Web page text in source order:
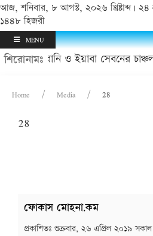
আজ, শনিবার, ৮ আগস্ট, ২০২৬ খ্রিষ্টাব্দ |
১৪৪৮ হিজরী
MENU
শিরোনামঃহয়রানি ও ইয়াবা সেবনের
Home Media 28
28
ফোকাস মোহনা.কম
প্রকাশিতঃ শুক্রবার, ২৬ এপ্রিল ২০১৯